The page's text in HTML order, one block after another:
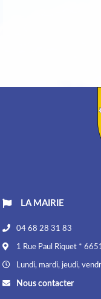
LA MAIRIE
04 68 28 31 83
1 Rue Paul Riquet *
Lundi, mardi, jeudi,
Nous contacter